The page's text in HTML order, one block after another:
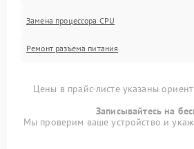
Замена процессора CPU
Ремонт разъема питания
Цены в прайс-листе указаны
Записывайтесь на
Мы проверим ваше устройство и